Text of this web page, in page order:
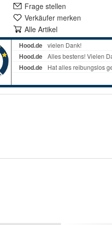
Frage stellen
Verkäufer merken
Alle Artikel